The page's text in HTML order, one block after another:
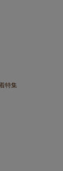
特集